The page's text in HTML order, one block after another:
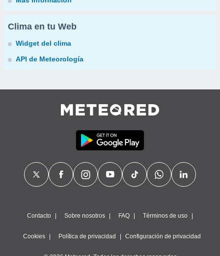
Clima en tu Web
Widget del clima
API de Meteorología
Contacto Sobre nosotros FAQ Términos de uso
Cookies Política de privacidad Configuración de privacidad